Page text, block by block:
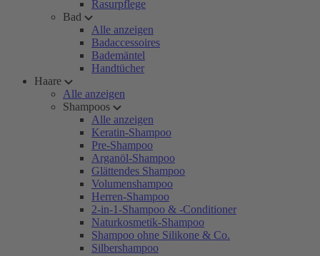
Rasurpflege
Bad
Alle anzeigen
Badaccessoires
Bademäntel
Handtücher
Haare
Alle anzeigen
Shampoos
Alle anzeigen
Keratin-Shampoo
Pre-Shampoo
Arganöl-Shampoo
Glättendes Shampoo
Volumenshampoo
Herren-Shampoo
2-in-1-Shampoo & -Conditioner
Naturkosmetik-Shampoo
Shampoo ohne Silikone & Co.
Silbershampoo